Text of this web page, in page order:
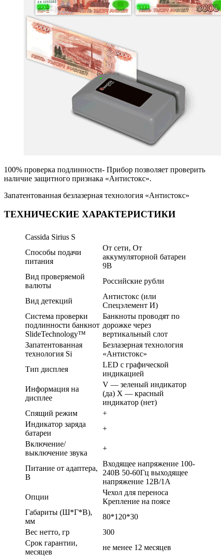
100% проверка подлинности- Прибор позволяет проверить
наличие защитного признака «Антистокс».
Запатентованная безлазерная технология «Антистокс»
ТЕХНИЧЕСКИЕ ХАРАКТЕРИСТИКИ
Cassida Sirius S
Способы подачи
питания
От сети, От
аккумуляторной батареи
9В
Вид проверяемой
валюты
Российские рубли
Вид детекций
Антистокс (или
Спецэлемент И)
Система проверки
подлинности банкнот
SlideTechnology™
Банкноты проводят по
дорожке через
вертикальный слот
Запатентованная
технология Si
Безлазерная технология
«Антистокс»
Тип дисплея
LED с графической
индикацией
Информация на
дисплее
V — зеленый индикатор
(да) X — красный
индикатор (нет)
Спящий режим
+
Индикатор заряда
батареи
+
Включение/
выключение звука
+
Питание от адаптера,
В
Входящее напряжение 100-
240В 50-60Гц выходящее
напряжение 12В/1А
Опции
Чехол для переноса
Крепление на поясе
Габариты (Ш*Г*В),
мм
80*120*30
Вес нетто, гр
300
Срок гарантии,
месяцев
не менее 12 месяцев